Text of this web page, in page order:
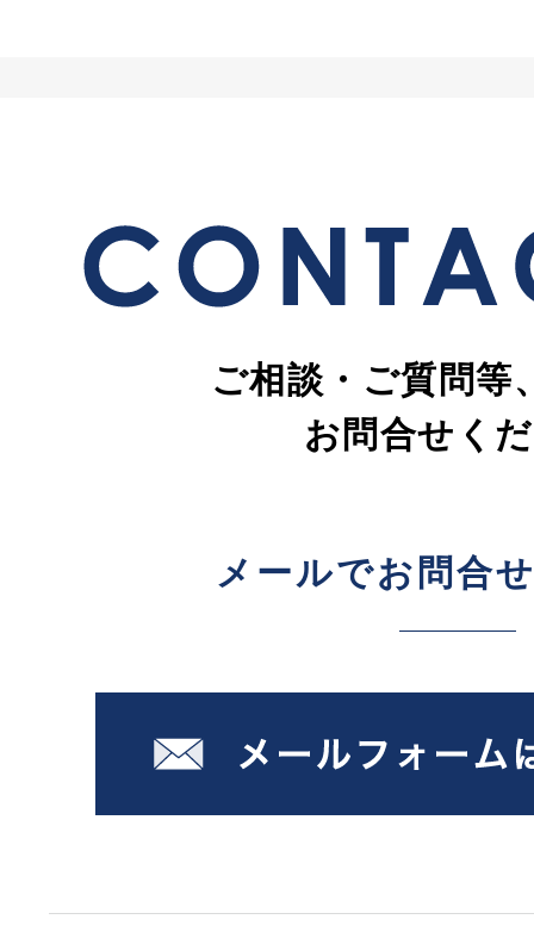
ご相談・ご質問等
お問合せく
メールでお問合